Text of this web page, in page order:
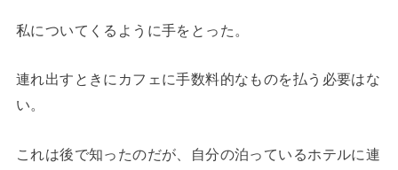
私についてくるように手をとった。
連れ出すときにカフェに手数料的なものを払う必要はな
い。
これは後で知ったのだが、自分の泊っているホテルに連